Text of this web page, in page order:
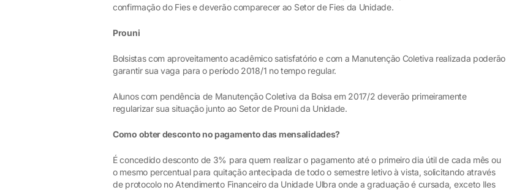
confirmação do Fies e deverão comparecer ao Setor de Fies da Unidade.
Prouni
Bolsistas com aproveitamento acadêmico satisfatório e com a Manutenção Coletiva realizada poderão
garantir sua vaga para o período 2018/1 no tempo regular.
Alunos com pendência de Manutenção Coletiva da Bolsa em 2017/2 deverão primeiramente
regularizar sua situação junto ao Setor de Prouni da Unidade.
Como obter desconto no pagamento das mensalidades?
É concedido desconto de 3% para quem realizar o pagamento até o primeiro dia útil de cada mês ou
o mesmo percentual para quitação antecipada de todo o semestre letivo à vista, solicitando através
de protocolo no Atendimento Financeiro da Unidade Ulbra onde a graduação é cursada, exceto Iles